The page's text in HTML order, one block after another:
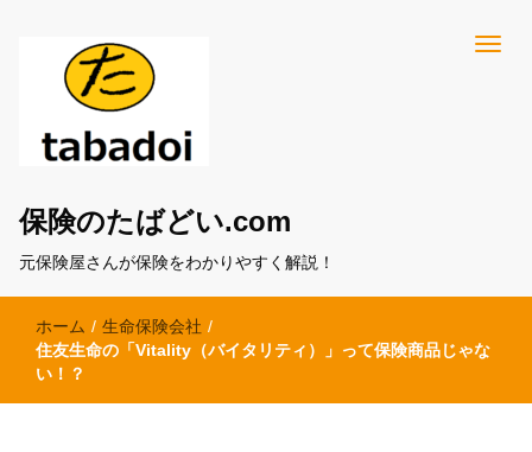
保険のたばどい.com
元保険屋さんが保険をわかりやすく解説！
ホーム / 生命保険会社 /
住友生命の「Vitality（バイタリティ）」って保険商品じゃな
い！？